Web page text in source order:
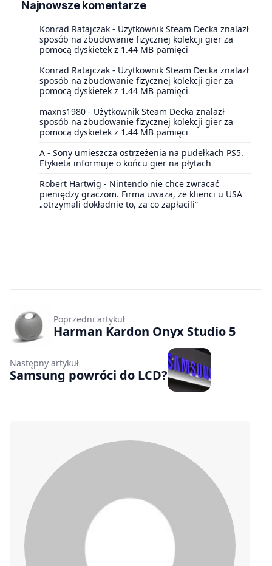
Najnowsze komentarze
Konrad Ratajczak - Użytkownik Steam Decka znalazł
sposób na zbudowanie fizycznej kolekcji gier za
pomocą dyskietek z 1.44 MB pamięci
Konrad Ratajczak - Użytkownik Steam Decka znalazł
sposób na zbudowanie fizycznej kolekcji gier za
pomocą dyskietek z 1.44 MB pamięci
maxns1980 - Użytkownik Steam Decka znalazł
sposób na zbudowanie fizycznej kolekcji gier za
pomocą dyskietek z 1.44 MB pamięci
A - Sony umieszcza ostrzeżenia na pudełkach PS5.
Etykieta informuje o końcu gier na płytach
Robert Hartwig - Nintendo nie chce zwracać
pieniędzy graczom. Firma uważa, że klienci u USA
„otrzymali dokładnie to, za co zapłacili”
Poprzedni artykuł
Harman Kardon Onyx Studio 5
Następny artykuł
Samsung powróci do LCD?